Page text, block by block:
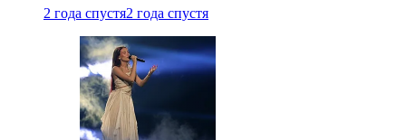
2 года спустя2 года спустя